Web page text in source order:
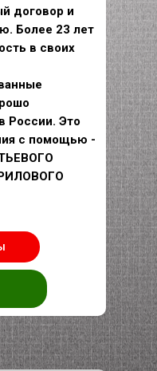
договор и
Более 23 лет
в своих
России. Это
с помощью -